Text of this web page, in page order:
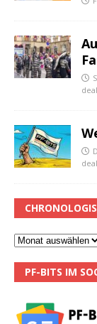
PF-BITS IM